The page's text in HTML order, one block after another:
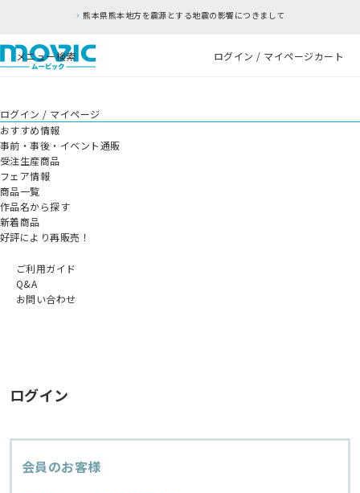
熊本県熊本地方を震源とする地震の影響につきまして
メニュー検索 ログイン / マイページカート
ログイン / マイページ
おすすめ情報
事前・事後・イベント通販
受注生産商品
フェア情報
商品一覧
作品名から探す
新着商品
好評により再販売！
ご利用ガイド
Q&A
お問い合わせ
ログイン
会員のお客様